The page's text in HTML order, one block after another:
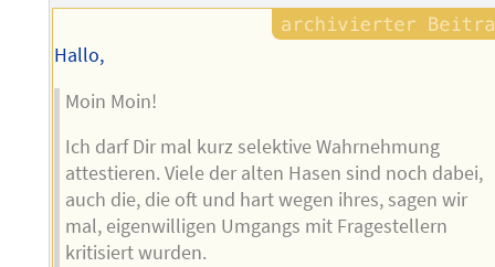
Hallo,
Moin Moin!
Ich darf Dir mal kurz selektive Wahrnehmung
attestieren. Viele der alten Hasen sind noch dabei,
auch die, die oft und hart wegen ihres, sagen wir
mal, eigenwilligen Umgangs mit Fragestellern
kritisiert wurden.